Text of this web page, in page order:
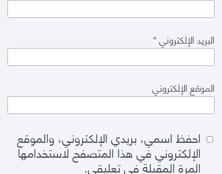
البريد الإلكتروني*
الموقع الإلكتروني
احفظ اسمي، بريدي الإلكتروني، والموقع
الإلكتروني في هذا المتصفح لاستخدامها
المرة المقبلة في تعليقي.